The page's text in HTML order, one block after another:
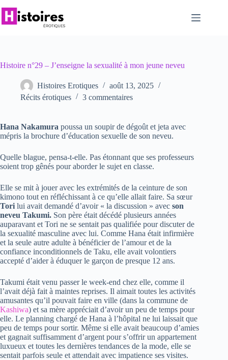
au
contenu
Histoire n°29 – J’enseigne la sexualité à mon jeune neveu
Histoires Erotiques
août 13, 2025
Récits érotiques
3 commentaires
Hana Nakamura poussa un soupir de dégoût et jeta avec
mépris la brochure d’éducation sexuelle de son neveu.
Quelle blague, pensa-t-elle. Pas étonnant que ses professeurs
soient trop gênés pour aborder le sujet en classe.
Elle se mit à jouer avec les extrémités de la ceinture de son
kimono tout en réfléchissant à ce qu’elle allait faire. Sa sœur
Tori lui avait demandé d’avoir « la discussion » avec son
neveu Takumi. Son père était décédé plusieurs années
auparavant et Tori ne se sentait pas qualifiée pour discuter de
la sexualité masculine avec lui. Comme Hana était infirmière
et la seule autre adulte à bénéficier de l’amour et de la
confiance inconditionnels de Taku, elle avait volontiers
accepté d’aider à éduquer le garçon de presque 12 ans.
Takumi était venu passer le week-end chez elle, comme il
l’avait déjà fait à maintes reprises. Il aimait toutes les activités
amusantes qu’il pouvait faire en ville (dans la commune de
Kashiwa) et sa mère appréciait d’avoir un peu de temps pour
elle. Le planning chargé de Hana à l’hôpital ne lui laissait que
peu de temps pour sortir. Même si elle avait beaucoup d’amies
et gagnait suffisamment d’argent pour s’offrir un appartement
luxueux et toutes les dernières tendances de la mode, elle se
sentait parfois seule et attendait avec impatience ses visites.